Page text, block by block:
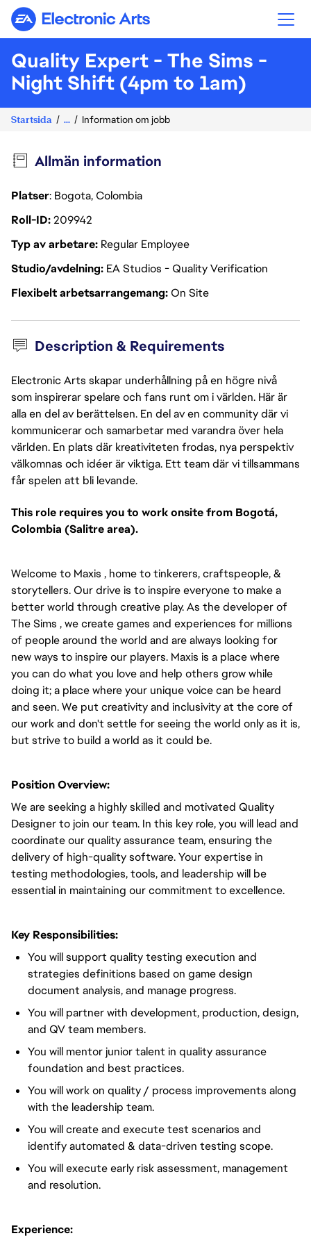
Electronic Arts
Quality Expert - The Sims -
Night Shift (4pm to 1am)
Startsida ... Information om jobb
Allmän information
Platser: Bogota, Colombia
Roll-ID209942
Typ av arbetare Regular Employee
Studio/avdelning EA Studios - Quality Verification
Flexibelt arbetsarrangemangOn Site
Description & Requirements
Electronic Arts skapar underhållning på en högre nivå
som inspirerar spelare och fans runt om i världen. Här är
alla en del av berättelsen. En del av en community där vi
kommunicerar och samarbetar med varandra över hela
världen. En plats där kreativiteten frodas, nya perspektiv
välkomnas och idéer är viktiga. Ett team där vi tillsammans
får spelen att bli levande.
This role requires you to work onsite from Bogotá,
Colombia (Salitre area).
Welcome to Maxis , home to tinkerers, craftspeople, &
storytellers. Our drive is to inspire everyone to make a
better world through creative play. As the developer of
The Sims , we create games and experiences for millions
of people around the world and are always looking for
new ways to inspire our players. Maxis is a place where
you can do what you love and help others grow while
doing it; a place where your unique voice can be heard
and seen. We put creativity and inclusivity at the core of
our work and don't settle for seeing the world only as it is,
but strive to build a world as it could be.
Position Overview:
We are seeking a highly skilled and motivated Quality
Designer to join our team. In this key role, you will lead and
coordinate our quality assurance team, ensuring the
delivery of high-quality software. Your expertise in
testing methodologies, tools, and leadership will be
essential in maintaining our commitment to excellence.
Key Responsibilities:
You will support quality testing execution and
strategies definitions based on game design
document analysis, and manage progress.
You will partner with development, production, design,
and QV team members.
You will mentor junior talent in quality assurance
foundation and best practices.
You will work on quality / process improvements along
with the leadership team.
You will create and execute test scenarios and
identify automated & data-driven testing scope.
You will execute early risk assessment, management
and resolution.
Experience: